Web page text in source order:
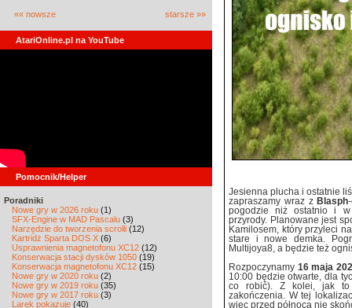
«« nowsze starsze »»
AtariOnline.pl na YouTube
Pomocnik/Helper
Poradniki
Nowe gry w 2026 roku (1)
SFX-Engine w MAD Pascalu (3)
Narzędzie do tworzenia scrolli (12)
Kartridż Sparta DOS X (6)
Usprawnienia magnetofonu XC12 (12)
Konserwacja stacji dysków 1050 (19)
Konserwacja magnetofonu XC12 (15)
Nowe gry w 2020 roku (2)
Nowe gry w 2019 roku (35)
Nowe gry w 2017 roku (3)
Larek pokazuje (40)
Jesienna plucha i ostatnie
zapraszamy wraz z Blasph
pogodzie niż ostatnio i w
przyrody. Planowane jest
Kamilosem, który przyleci
stare i nowe demka.
Multijoya8, a będzie też
Rozpoczynamy 16 maja
10:00 będzie otwarte, dla
co robić). Z kolei, jak to
zakończenia. W tej
więc przed północą nie